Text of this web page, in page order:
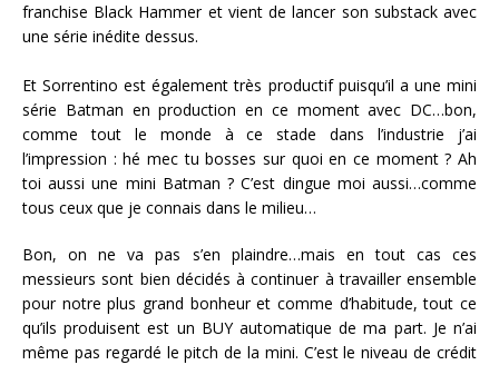
franchise Black Hammer et vient de lancer son substack avec
une série inédite dessus.
Et Sorrentino est également très productif puisqu’il a une mini
série Batman en production en ce moment avec DC…bon,
comme tout le monde à ce stade dans l’industrie j’ai
l’impression : hé mec tu bosses sur quoi en ce moment ? Ah
toi aussi une mini Batman ? C’est dingue moi aussi…comme
tous ceux que je connais dans le milieu…
Bon, on ne va pas s’en plaindre…mais en tout cas ces
messieurs sont bien décidés à continuer à travailler ensemble
pour notre plus grand bonheur et comme d’habitude, tout ce
qu’ils produisent est un BUY automatique de ma part. Je n’ai
même pas regardé le pitch de la mini. C’est le niveau de crédit